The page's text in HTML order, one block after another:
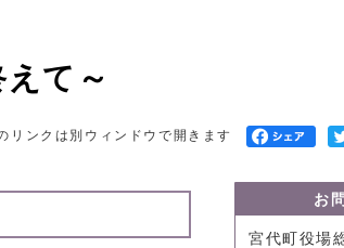
て～
リンクは別ウィンドウで開きます
お
宮代町役場